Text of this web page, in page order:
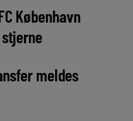
København
meldes